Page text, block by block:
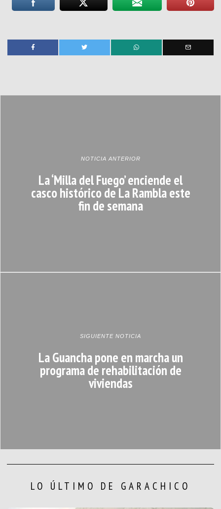
NOTICIA ANTERIOR
La ‘Milla del Fuego’ enciende el
casco histórico de La Rambla este
fin de semana
SIGUIENTE NOTICIA
La Guancha pone en marcha un
programa de rehabilitación de
viviendas
LO ÚLTIMO DE GARACHICO